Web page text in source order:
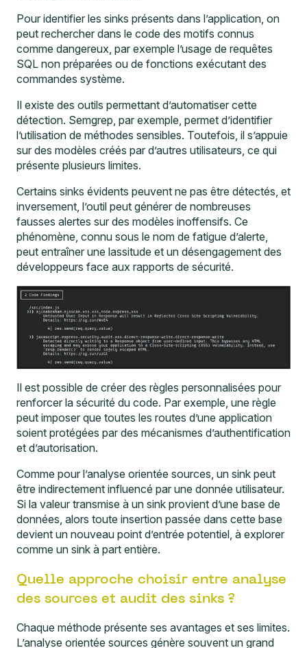
Pour identifier les sinks présents dans l’application, on
peut rechercher dans le code des motifs connus
comme dangereux, par exemple l’usage de requêtes
SQL non préparées ou de fonctions exécutant des
commandes système.
Il existe des outils permettant d’automatiser cette
détection. Semgrep , par exemple, permet d’identifier
l’utilisation de méthodes sensibles. Toutefois, il s’appuie
sur des modèles créés par d’autres utilisateurs, ce qui
présente plusieurs limites.
Certains sinks évidents peuvent ne pas être détectés, et
inversement, l’outil peut générer de nombreuses
fausses alertes sur des modèles inoffensifs. Ce
phénomène, connu sous le nom de fatigue d’alerte,
peut entraîner une lassitude et un désengagement des
développeurs face aux rapports de sécurité.
Il est possible de créer des règles personnalisées pour
renforcer la sécurité du code. Par exemple, une règle
peut imposer que toutes les routes d’une application
soient protégées par des mécanismes d’authentification
et d’autorisation.
Comme pour l’analyse orientée sources, un sink peut
être indirectement influencé par une donnée utilisateur.
Si la valeur transmise à un sink provient d’une base de
données, alors toute insertion passée dans cette base
devient un nouveau point d’entrée potentiel, à explorer
comme un sink à part entière.
Quelle approche choisir entre analyse
des sources et audit des sinks ?
Chaque méthode présente ses avantages et ses limites.
L’analyse orientée sources génère souvent un grand